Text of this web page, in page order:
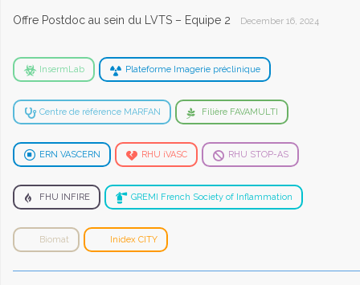
Offre Postdoc au sein du LVTS – Equipe 2 December 16, 2024
InsermLab Plateforme Imagerie préclinique
Centre de référence MARFAN Filière FAVAMULTI
ERN VASCERN RHU iVASC RHU STOP-AS
FHU INFIRE GREMI French Society of Inflammation
Biomat Inidex CITY